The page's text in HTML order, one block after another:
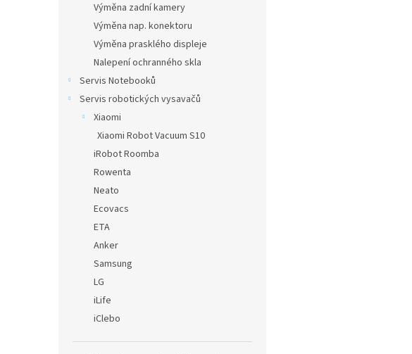
Výměna zadní kamery
Výměna nap. konektoru
Výměna prasklého displeje
Nalepení ochranného skla
Servis Notebooků
Servis robotických vysavačů
Xiaomi
Xiaomi Robot Vacuum S10
iRobot Roomba
Rowenta
Neato
Ecovacs
ETA
Anker
Samsung
LG
iLife
iClebo